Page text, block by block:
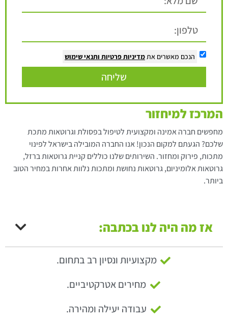
הנכם מאשרים אתמדיניות פרטיות ותנאי שימוש
שליחה
המרכז למיחזור
מחפשים חברה אמינה ומקצועית לטיפול בפסולת וגרוטאות מתכת
שלכם? הגעתם למקום הנכון! אנו החברה המובילה בישראל לפינוי
מתכות, פירוק ומחזור. השירותים שלנו כוללים קניית גרוטאות ברזל,
גרוטאות אלומיניום, גרוטאות נחושת ומתכות נלוות אחרות במחיר הטוב
ביותר.
אז מה היה לנו בכתבה:
מקצועיות ונסיון רב בתחום.
מחירים אטרקטיביים.
עבודה יעילה ומהירה.